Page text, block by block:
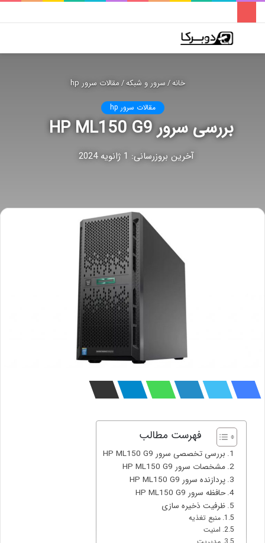
پوسته
فهرست
خانه/سرور و شبکه/مقالات سرور hp
مقالات سرور hp
بررسی سرور HP ML150 G9
آخرین بروزرسانی: 1 ژانویه 2024
فهرست مطالب
بررسی تخصصی سرور HP ML150 G9
مشخصات سرور HP ML150 G9
پردازنده سرور HP ML150 G9
حافظه سرور HP ML150 G9
ظرفیت ذخیره سازی
منبع تغذیه
امنیت